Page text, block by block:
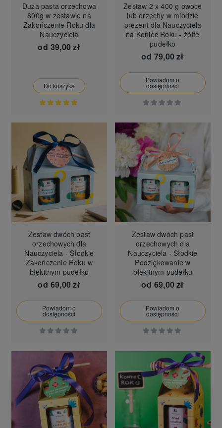
Duża pasta orzechowa
800g w zestawie na
Zakończenie Roku dla
Nauczyciela
od 39,00 zł
Do koszyka
Zestaw 2 x 400 g owoce
lub orzechy w miodzie
prezent dla Nauczyciela
na Koniec Roku - żółte
pudełko
od 79,00 zł
Powiadom o
dostępności
Zestaw dwóch past
orzechowych dla
Nauczyciela - Słodkie
Zakończenie Roku w
błękitnym pudełku
od 69,00 zł
Powiadom o
dostępności
Zestaw dwóch past
orzechowych dla
Nauczyciela - Słodkie
Podziękowanie w
błękitnym pudełku
od 69,00 zł
Powiadom o
dostępności